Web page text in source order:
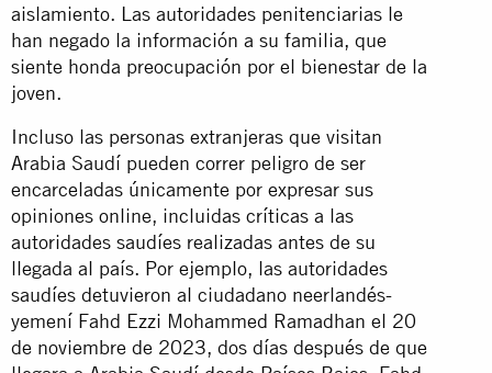
aislamiento. Las autoridades penitenciarias le
han negado la información a su familia, que
siente honda preocupación por el bienestar de la
joven.
Incluso las personas extranjeras que visitan
Arabia Saudí pueden correr peligro de ser
encarceladas únicamente por expresar sus
opiniones online, incluidas críticas a las
autoridades saudíes realizadas antes de su
llegada al país. Por ejemplo, las autoridades
saudíes detuvieron al ciudadano neerlandés-
yemení Fahd Ezzi Mohammed Ramadhan el 20
de noviembre de 2023, dos días después de que